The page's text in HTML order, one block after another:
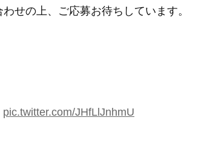
せの上、ご応募お待ちしています。
pic.twitter.com/JHfLlJnhmU